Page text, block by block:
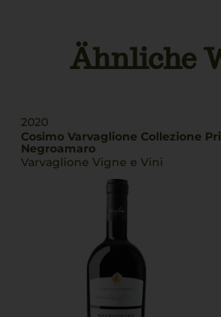
Trinktemperatur
14,5 % Vol.
Ähnliche
2020
Cosimo Varvaglione Collezione
Negroamaro
Varvaglione Vigne e Vini